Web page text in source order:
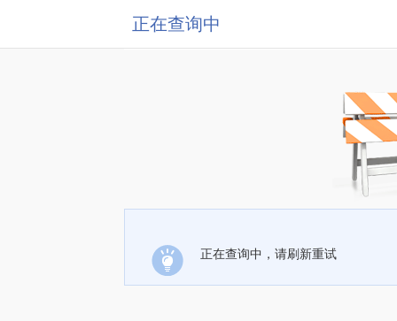
正在查询中
正在查询中，请刷新重试